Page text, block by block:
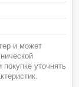
и может
уточнять